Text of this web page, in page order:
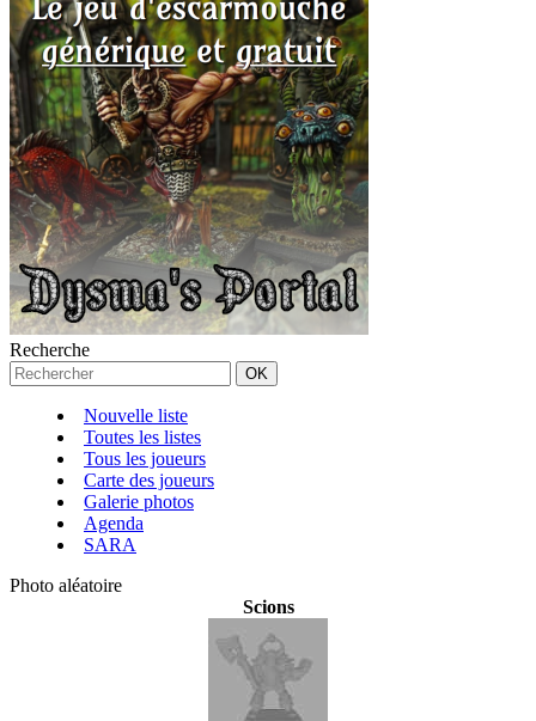
Recherche
Nouvelle liste
Toutes les listes
Tous les joueurs
Carte des joueurs
Galerie photos
Agenda
SARA
Photo aléatoire
Scions